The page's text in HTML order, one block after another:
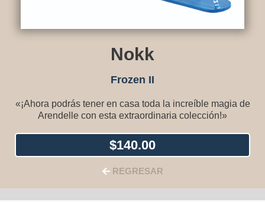
Nokk
Frozen II
«¡Ahora podrás tener en casa toda la increíble magia de
Arendelle con esta extraordinaria colección!»
$140.00
REGRESAR